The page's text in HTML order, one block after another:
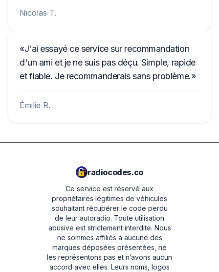
Nicolas T.
J'ai essayé ce service sur recommandation
d'un ami et je ne suis pas déçu. Simple, rapide
et fiable. Je recommanderais sans problème.
Émilie R.
radiocodes.co
Ce service est réservé aux
propriétaires légitimes de véhicules
souhaitant récupérer le code perdu
de leur autoradio. Toute utilisation
abusive est strictement interdite. Nous
ne sommes affiliés à aucune des
marques déposées présentées, ne
les représentons pas et n’avons aucun
accord avec elles. Leurs noms, logos